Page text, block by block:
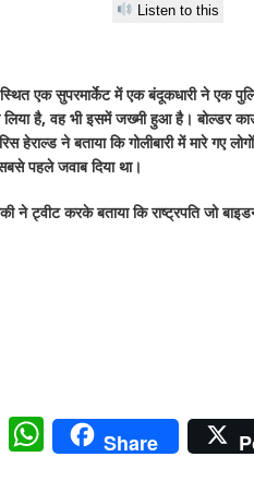
Listen to this
एक सुपरमार्केट में एक बंदूकधारी ने एक
है, वह भी इसमें जख्मी हुआ है। बोल्डर
हेराल्ड ने बताया कि गोलीबारी में मारे गए
पहले जवाब दिया था।
ने ट्वीट करके बताया कि राष्ट्रपति जो
E
W
Share